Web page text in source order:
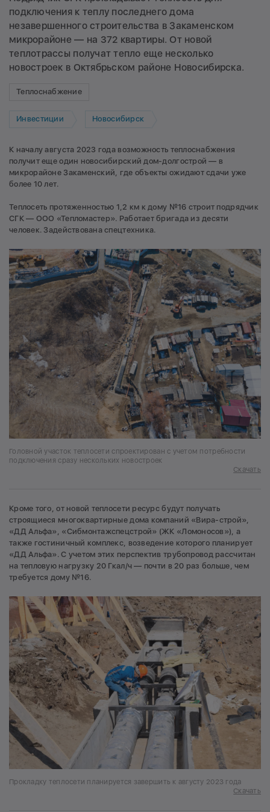
подключения к теплу последнего дома
незавершенного строительства в Закаменском
микрорайоне — на 372 квартиры. От новой
теплотрассы получат тепло еще несколько
новостроек в Октябрьском районе Новосибирска.
Теплоснабжение
Инвестиции Новосибирск
К началу августа 2023 года возможность теплоснабжения
получит еще один новосибирский дом-долгострой — в
микрорайоне Закаменский, где объекты ожидают сдачи уже
более 10 лет.
Теплосеть протяженностью 1,2 км к дому №16 строит подрядчик
СГК — ООО «Тепломастер». Работает бригада из десяти
человек. Задействована спецтехника.
Головной участок теплосети спроектирован с учетом потребности
подключения сразу нескольких новостроек
Скачать
Кроме того, от новой теплосети ресурс будут получать
строящиеся многоквартирные дома компаний «Вира-строй»,
«ДД Альфа», «Сибмонтажспецстрой» (ЖК «Ломоносов»), а
также гостиничный комплекс, возведение которого планирует
«ДД Альфа». С учетом этих перспектив трубопровод рассчитан
на тепловую нагрузку 20 Гкал/ч — почти в 20 раз больше, чем
требуется дому №16.
Прокладку теплосети планируется завершить к августу 2023 года
Скачать